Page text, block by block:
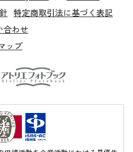
特定商取引法に基づく表記
合わせ
ップ